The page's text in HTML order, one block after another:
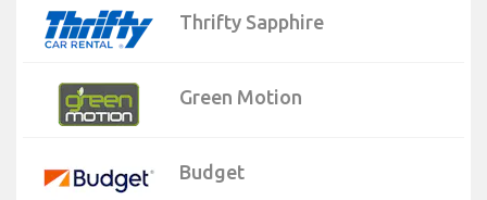
Thrifty Sapphire
Green Motion
Budget